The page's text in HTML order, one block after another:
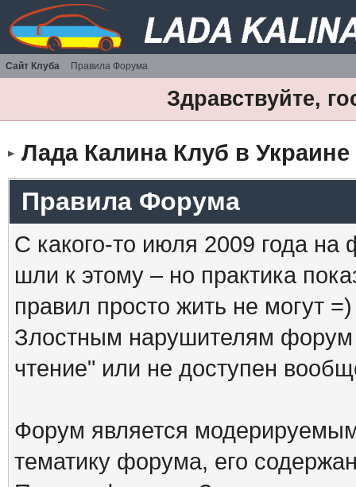
Сайт Клуба Правила Форума
Здравствуйте,
Лада Калина Клуб в Украине
Правила Форума
С какого-то июля 2009 года
шли к этому – но практика
правил просто жить не могут =)
Злостным нарушителям форум
чтение" или не доступен
Форум является
тематику форума, его